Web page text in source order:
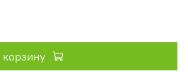
корзину